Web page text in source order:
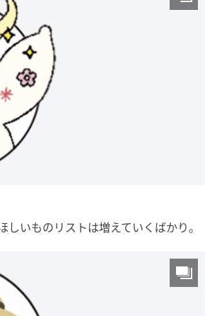
いものリストは増えていくばかり。